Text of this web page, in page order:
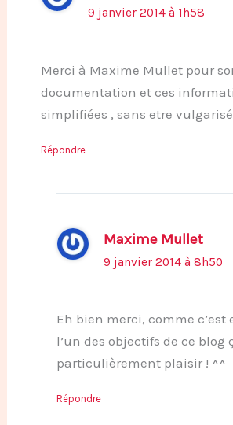
9 janvier 2014 à 1h58
Merci à Maxime Mullet pour
documentation et ces
simplifiées , sans etre
Répondre
Maxime Mullet
9 janvier 2014 à 8h50
Eh bien merci, comme c’est
l’un des objectifs de ce blog
particulièrement plaisir ! ^^
Répondre